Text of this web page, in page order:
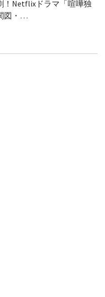
！Netflixドラマ「喧嘩独
図・…